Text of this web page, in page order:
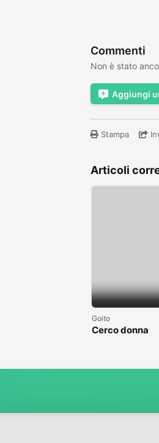
Commenti
Non è stato
Aggiungi
Stampa
Articoli
Goito
Cerco donna